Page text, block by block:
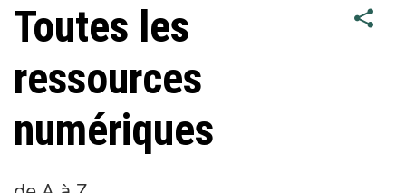
Toutes les
ressources
numériques